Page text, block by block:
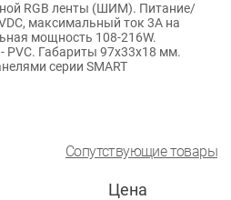
RGB ленты (ШИМ). Питание/
максимальный ток 3A на
мощность 108-216W.
Габариты 97x33x18 мм.
серии SMART
Сопутствующие товары
Цена